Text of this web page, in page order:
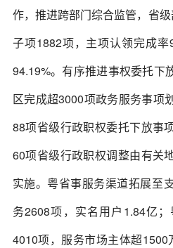
作，推进跨部门综合监管，省级
子项1882项，主项认领完成
94.19%。有序推进事权委托下
区完成超3000项政务服务事项
88项省级行政职权委托下放事
60项省级行政职权调整由有关
实施。粤省事服务渠道拓展至
务2608项，实名用户1.84亿
4010项，服务市场主体超1500